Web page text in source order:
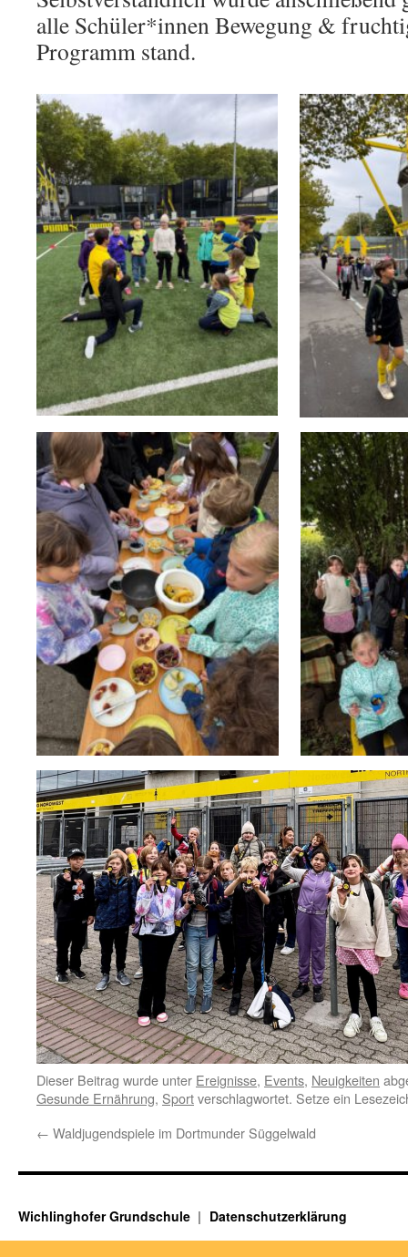
alle Schüler*innen Bewegung &
Programm stand.
Dieser Beitrag wurde unter Ereignisse, Events, Neuigkeiten
Gesunde Ernährung, Sportverschlagwortet. Setze ein
← Waldjugendspiele im Dortmunder Süggelwald
Wichlinghofer Grundschule Datenschutzerklärung